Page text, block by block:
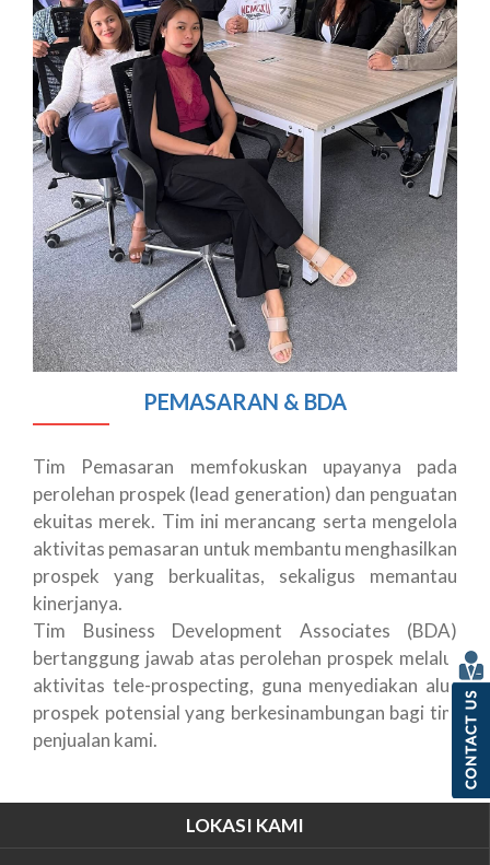
PEMASARAN & BDA
Tim Pemasaran memfokuskan upayanya pada
perolehan prospek (lead generation) dan penguatan
ekuitas merek. Tim ini merancang serta mengelola
aktivitas pemasaran untuk membantu menghasilkan
prospek yang berkualitas, sekaligus memantau
kinerjanya.
Tim Business Development Associates (BDA)
bertanggung jawab atas perolehan prospek melalui
aktivitas tele-prospecting, guna menyediakan alur
prospek potensial yang berkesinambungan bagi tim
penjualan kami.
LOKASI KAMI